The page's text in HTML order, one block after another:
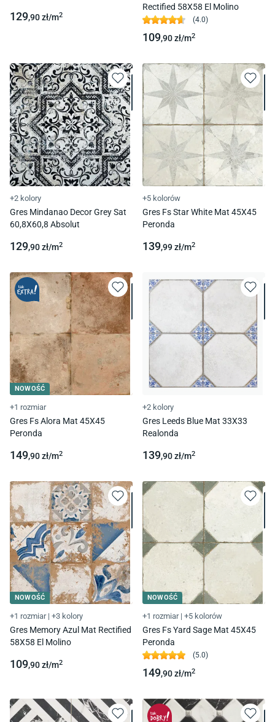
129,90zł/m2
Rectified 58X58 El Molino
(4.0)
109,90zł/m2
+2 kolory
Gres Mindanao Decor Grey Sat
60,8X60,8 Absolut
129,90zł/m2
+5 kolorów
Gres Fs Star White Mat 45X45
Peronda
139,99zł/m2
NOWOŚĆ
+1 rozmiar
Gres Fs Alora Mat 45X45
Peronda
149,90zł/m2
+2 kolory
Gres Leeds Blue Mat 33X33
Realonda
139,90zł/m2
NOWOŚĆ
+1 rozmiar | +3 kolory
Gres Memory Azul Mat Rectified
58X58 El Molino
109,90zł/m2
NOWOŚĆ
+1 rozmiar | +5 kolorów
Gres Fs Yard Sage Mat 45X45
Peronda
(5.0)
149,90zł/m2